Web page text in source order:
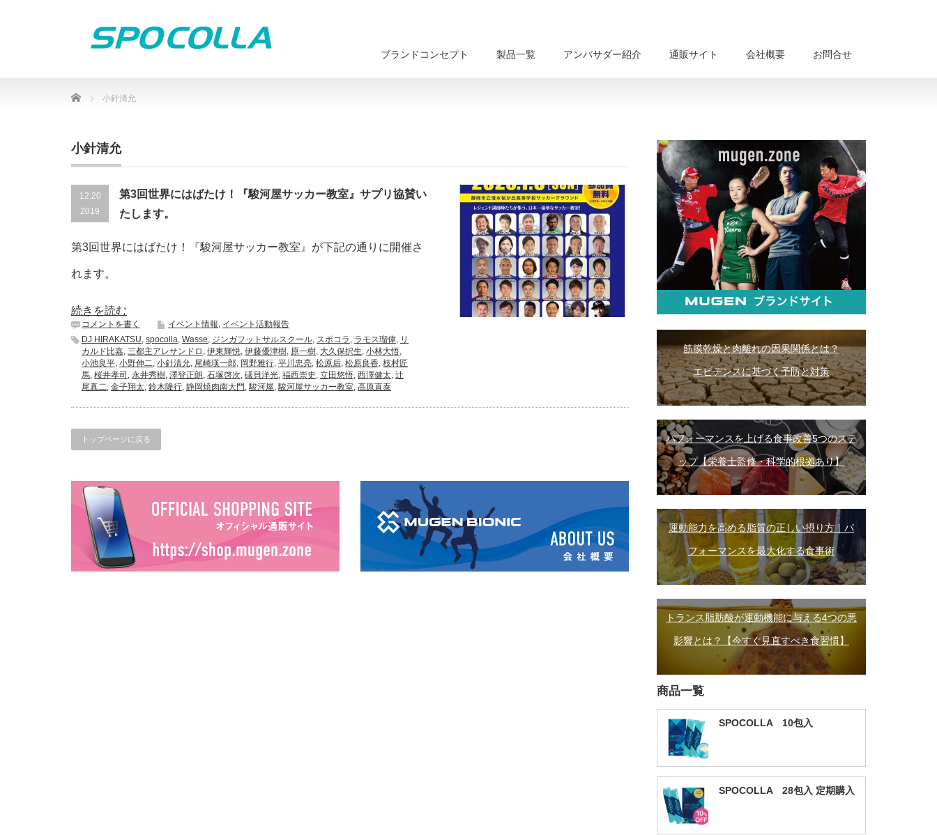
ブランドコンセプト 製品一覧 アンバサダー紹介 通販サイト 会社概要 お問合せ
Home 小針清允
小針清允
12.20
2019
第3回世界にはばたけ！『駿河屋サッカー教室』サプリ協賛い
たします。
第3回世界にはばたけ！『駿河屋サッカー教室』が下記の通りに開催さ
れます。
続きを読む
コメントを書く イベント情報, イベント活動報告
DJ HIRAKATSU, spocolla, Wasse, ジンガフットサルスクール, スポコラ , ラモス瑠偉, リ
カルド比嘉, 三都主アレサンドロ , 伊東輝悦, 伊藤優津樹, 原一樹, 大久保択生, 小林大悟,
小池良平, 小野伸二, 小針清允, 尾崎瑛一郎, 岡野雅行, 平川忠亮, 松原后, 松原良香, 枝村匠
馬, 桜井孝司 , 永井秀樹, 澤登正朗, 石塚啓次, 礒貝洋光, 福西崇史 , 立田悠悟, 西澤健太, 辻
尾真二, 金子翔太, 鈴木隆行, 静岡焼肉南大門 ,駿河屋,駿河屋サッカー教室, 高原直泰
トップページに戻る
筋膜乾燥と肉離れの因果関係とは？
エビデンスに基づく予防と対策
パフォーマンスを上げる食事改善5つのステ
ップ【栄養士監修・科学的根拠あり】
運動能力を高める脂質の正しい摂り方｜パ
フォーマンスを最大化する食事術
トランス脂肪酸が運動機能に与える4つの悪
影響とは？【今すぐ見直すべき食習慣】
商品一覧
SPOCOLLA 10包入
SPOCOLLA 28包入 定期購入